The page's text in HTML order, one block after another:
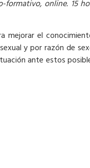
formativo, online. 15
mejorar el
y por razón de
ante estos